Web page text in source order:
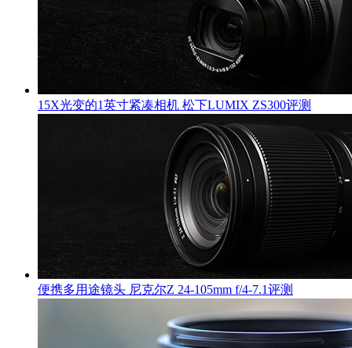
15X光变的1英寸紧凑相机 松下LUMIX ZS300评测
便携多用途镜头 尼克尔Z 24-105mm f/4-7.1评测